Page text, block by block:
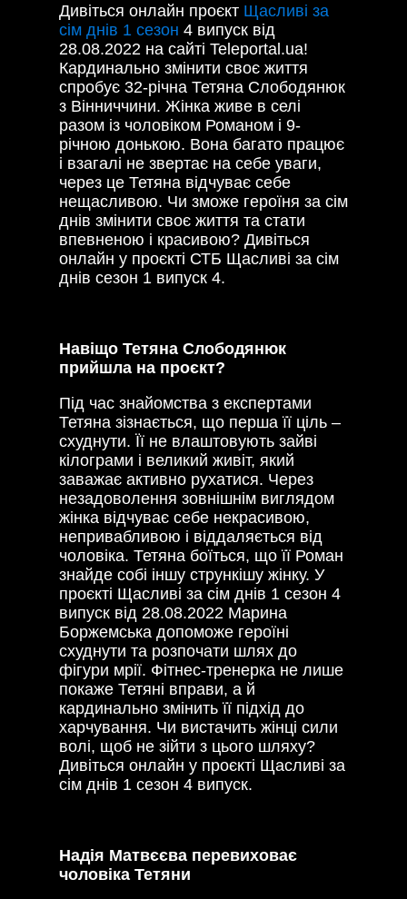
Дивіться онлайн проєкт Щасливі за
сім днів 1 сезон 4 випуск від
28.08.2022 на сайті Teleportal.ua!
Кардинально змінити своє життя
спробує 32-річна Тетяна Слободянюк
з Вінниччини. Жінка живе в селі
разом із чоловіком Романом і 9-
річною донькою. Вона багато працює
і взагалі не звертає на себе уваги,
через це Тетяна відчуває себе
нещасливою. Чи зможе героїня за сім
днів змінити своє життя та стати
впевненою і красивою? Дивіться
онлайн у проєкті СТБ Щасливі за сім
днів сезон 1 випуск 4.
Навіщо Тетяна Слободянюк
прийшла на проєкт?
Під час знайомства з експертами
Тетяна зізнається, що перша її ціль –
схуднути. Її не влаштовують зайві
кілограми і великий живіт, який
заважає активно рухатися. Через
незадоволення зовнішнім виглядом
жінка відчуває себе некрасивою,
непривабливою і віддаляється від
чоловіка. Тетяна боїться, що її Роман
знайде собі іншу стрункішу жінку. У
проєкті Щасливі за сім днів 1 сезон 4
випуск від 28.08.2022 Марина
Боржемська допоможе героїні
схуднути та розпочати шлях до
фігури мрії. Фітнес-тренерка не лише
покаже Тетяні вправи, а й
кардинально змінить її підхід до
харчування. Чи вистачить жінці сили
волі, щоб не зійти з цього шляху?
Дивіться онлайн у проєкті Щасливі за
сім днів 1 сезон 4 випуск.
Надія Матвєєва перевиховає
чоловіка Тетяни